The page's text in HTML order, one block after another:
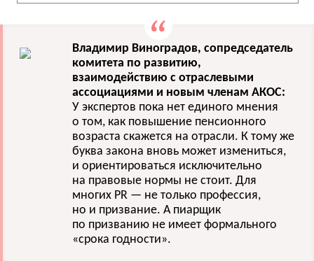
Владимир Виноградов, сопредседатель
комитета по развитию,
взаимодействию с отраслевыми
ассоциациями и новым членам АКОС:
У экспертов пока нет единого мнения
о том, как повышение пенсионного
возраста скажется на отрасли. К тому же
буква закона вновь может измениться,
и ориентироваться исключительно
на правовые нормы не стоит. Для
многих PR — не только профессия,
но и призвание. А пиарщик
по призванию не имеет формального
«срока годности».